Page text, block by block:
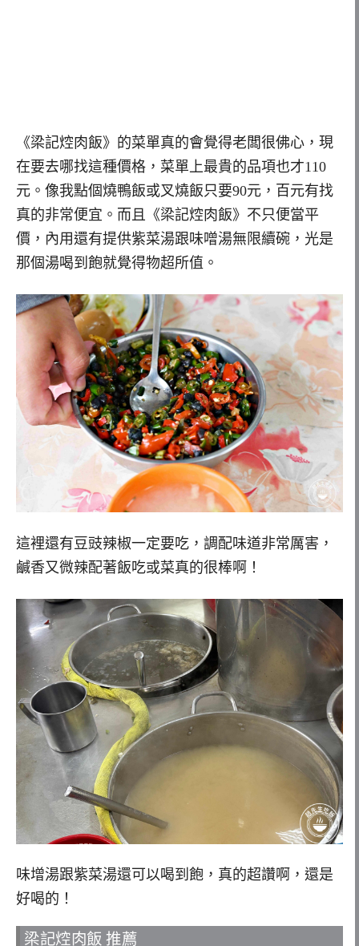
《梁記焢肉飯》的菜單真的會覺得老闆很佛心，現
在要去哪找這種價格，菜單上最貴的品項也才110
元。像我點個燒鴨飯或叉燒飯只要90元，百元有找
真的非常便宜。而且《梁記焢肉飯》不只便當平
價，內用還有提供紫菜湯跟味噌湯無限續碗，光是
那個湯喝到飽就覺得物超所值。
這裡還有豆豉辣椒一定要吃，調配味道非常厲害，
鹹香又微辣配著飯吃或菜真的很棒啊！
味增湯跟紫菜湯還可以喝到飽，真的超讚啊，還是
好喝的！
梁記焢肉飯 推薦